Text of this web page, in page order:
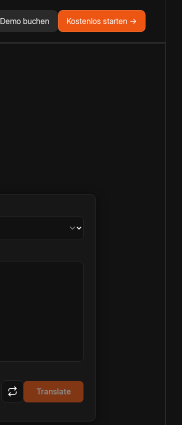
Demo buchen Kostenlos starten →
Translate